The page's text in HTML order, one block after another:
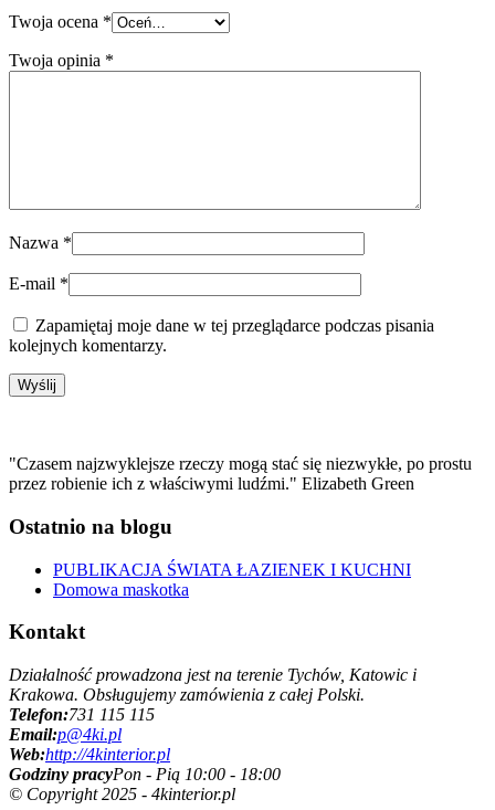
Twoja ocena *
Twoja opinia *
Nazwa *
E-mail *
Zapamiętaj moje dane w tej przeglądarce podczas pisania
kolejnych komentarzy.
"Czasem najzwyklejsze rzeczy mogą stać się niezwykłe, po prostu
przez robienie ich z właściwymi ludźmi." Elizabeth Green
Ostatnio na blogu
PUBLIKACJA ŚWIATA ŁAZIENEK I KUCHNI
Domowa maskotka
Kontakt
Działalność prowadzona jest na terenie Tychów, Katowic i
Krakowa. Obsługujemy zamówienia z całej Polski.
Telefon:731 115 115
Email:p@4ki.pl
Web:http://4kinterior.pl
Godziny pracyPon - Pią 10:00 - 18:00
© Copyright 2025 - 4kinterior.pl